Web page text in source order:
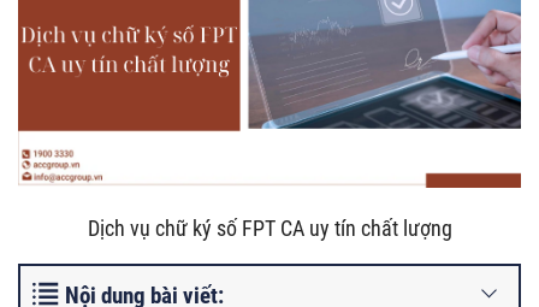
Dịch vụ chữ ký số FPT CA uy tín chất lượng
Nội dung bài viết: